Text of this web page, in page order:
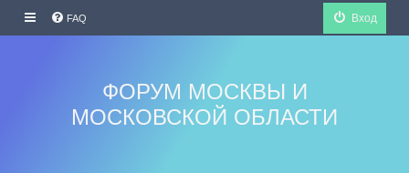
FAQ Вход
ФОРУМ МОСКВЫ И
МОСКОВСКОЙ ОБЛАСТИ